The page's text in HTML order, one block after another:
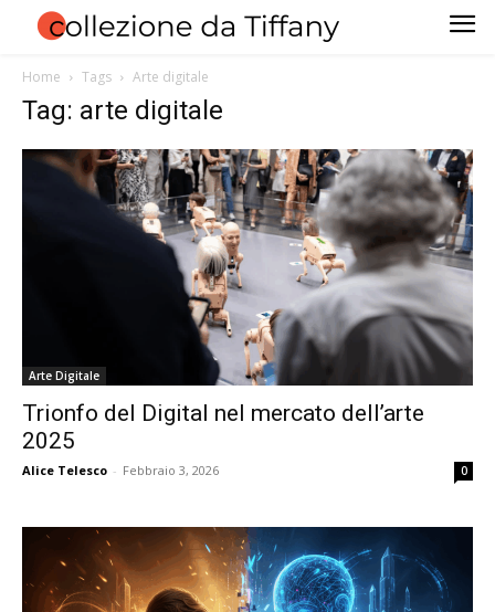
Home Tags Arte digitale
Tag: arte digitale
Arte Digitale
Trionfo del Digital nel mercato dell’arte
2025
Alice Telesco - Febbraio 3, 2026 0